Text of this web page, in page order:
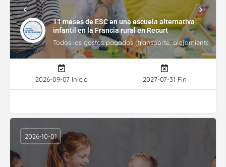
11 meses de ESC en una escuela alternativa
infantil en la Francia rural en Recurt
Todos los gastos pagados (transporte, alojamiento,
2026-09-07 Inicio 2027-07-31 Fin
2026-10-01